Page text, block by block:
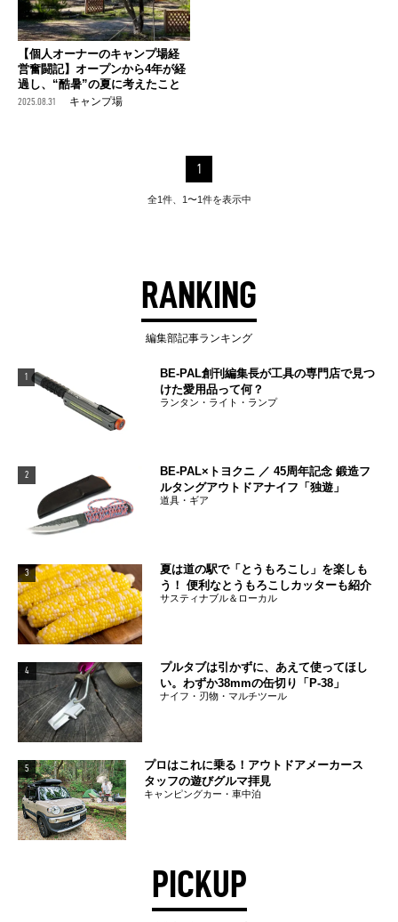
【個人オーナーのキャンプ場経
営奮闘記】オープンから4年が経
過し、“酷暑”の夏に考えたこと
2025.08.31 キャンプ場
1
全1件、1〜1件を表示中
RANKING
編集部記事ランキング
1
BE-PAL創刊編集長が工具の専門店で見つ
けた愛用品って何？
ランタン・ライト・ランプ
2
BE-PAL×トヨクニ ／ 45周年記念 鍛造フ
ルタングアウトドアナイフ「独遊」
道具・ギア
3
夏は道の駅で「とうもろこし」を楽しも
う！ 便利なとうもろこしカッターも紹介
サスティナブル＆ローカル
4
プルタブは引かずに、あえて使ってほし
い。わずか38mmの缶切り「P-38」
ナイフ・刃物・マルチツール
5
プロはこれに乗る！アウトドアメーカース
タッフの遊びグルマ拝見
キャンピングカー・車中泊
PICKUP